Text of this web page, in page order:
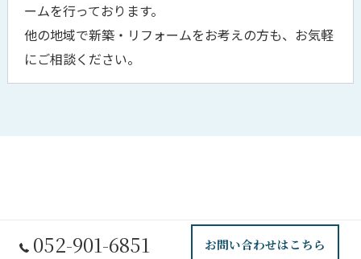
ームを行っております。
他の地域で新築・リフォームをお考えの方も、お気軽
にご相談ください。
052-901-6851 お問い合わせはこちら